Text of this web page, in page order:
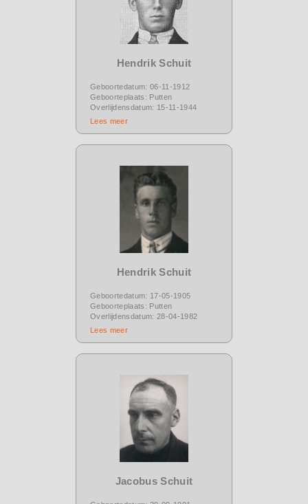
Hendrik Schuit
Geboortedatum: 06-11-1912
Geboorteplaats: Putten
Overlijdensdatum: 15-11-1944
Lees meer
Hendrik Schuit
Geboortedatum: 17-05-1905
Geboorteplaats: Putten
Overlijdensdatum: 28-04-1982
Lees meer
Jacobus Schuit